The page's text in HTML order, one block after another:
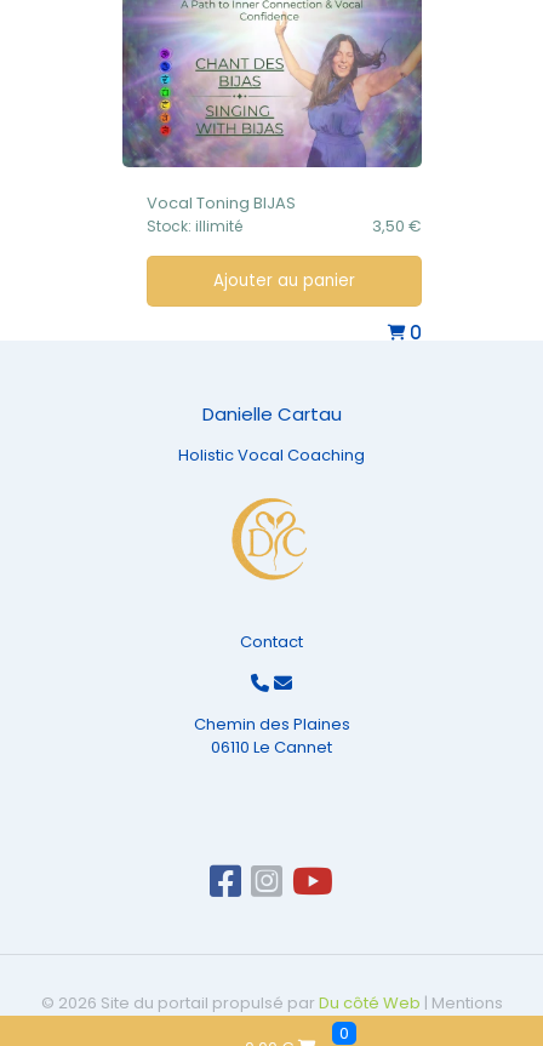
0
Vocal Toning BIJAS
Stock: illimité 3,50 €
Ajouter au panier
0
Danielle Cartau
Holistic Vocal Coaching
Contact
Chemin des Plaines
06110 Le Cannet
© 2026 Site du portail propulsé par Du côté Web | Mentions